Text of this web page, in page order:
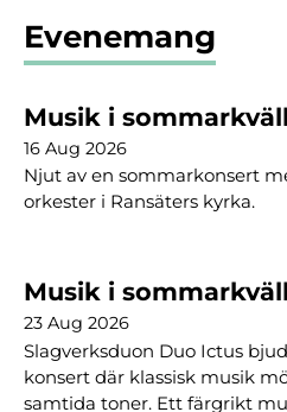
Evenemang
Musik i sommarkväll
16 Aug 2026
Njut av en sommarkonsert
orkester i Ransäters kyrka.
Musik i sommarkväll
23 Aug 2026
Slagverksduon Duo Ictus
konsert där klassisk musik
samtida toner. Ett färgrikt